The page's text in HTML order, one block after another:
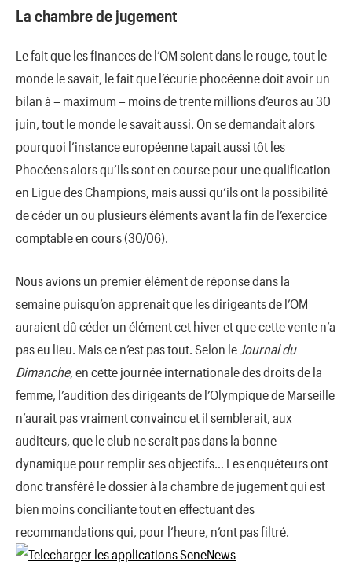
La chambre de jugement
Le fait que les finances de l’OM soient dans le rouge, tout le
monde le savait, le fait que l’écurie phocéenne doit avoir un
bilan à – maximum – moins de trente millions d’euros au 30
juin, tout le monde le savait aussi. On se demandait alors
pourquoi l’instance européenne tapait aussi tôt les
Phocéens alors qu’ils sont en course pour une qualification
en Ligue des Champions, mais aussi qu’ils ont la possibilité
de céder un ou plusieurs éléments avant la fin de l’exercice
comptable en cours (30/06).
Nous avions un premier élément de réponse dans la
semaine puisqu’on apprenait que les dirigeants de l’OM
auraient dû céder un élément cet hiver et que cette vente n’a
pas eu lieu. Mais ce n’est pas tout. Selon le Journal du
Dimanche, en cette journée internationale des droits de la
femme, l’audition des dirigeants de l’Olympique de Marseille
n’aurait pas vraiment convaincu et il semblerait, aux
auditeurs, que le club ne serait pas dans la bonne
dynamique pour remplir ses objectifs… Les enquêteurs ont
donc transféré le dossier à la chambre de jugement qui est
bien moins conciliante tout en effectuant des
recommandations qui, pour l’heure, n’ont pas filtré.